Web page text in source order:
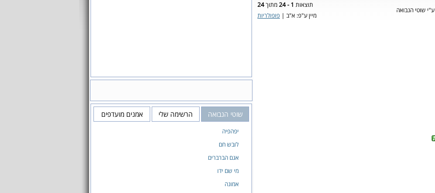
ע"י שוטי הנבואה
תוצאות 1 - 24 מתוך24
מיין ע"פ: א"ב | פופולריות
שוטי הנבואה הרשימה שלי אמנים מועדפים
יפהפיה
לובש חם
אגם הברברים
מי שם ידו
אמונה